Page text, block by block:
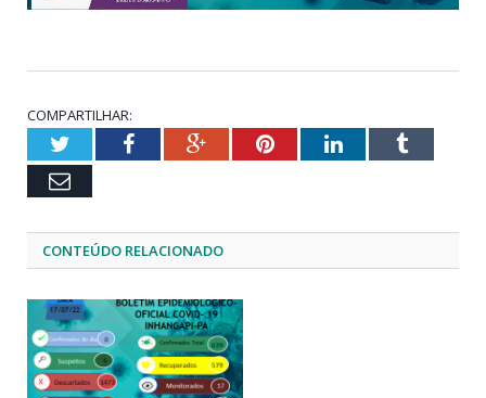
COMPARTILHAR:
TwitterFacebookGoogle+PinterestLinkedInTumblr
Email
CONTEÚDO RELACIONADO